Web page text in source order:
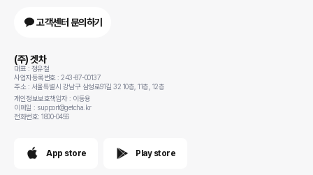
고객센터 문의하기
(주) 겟차
대표 : 정유철
사업자등록번호 : 243-87-00137
주소 : 서울특별시 강남구 삼성로91길 32 10층, 11층, 12층
개인정보보호책임자 : 이동용
이메일 : support@getcha.kr
전화번호: 1800-0456
App store Play store